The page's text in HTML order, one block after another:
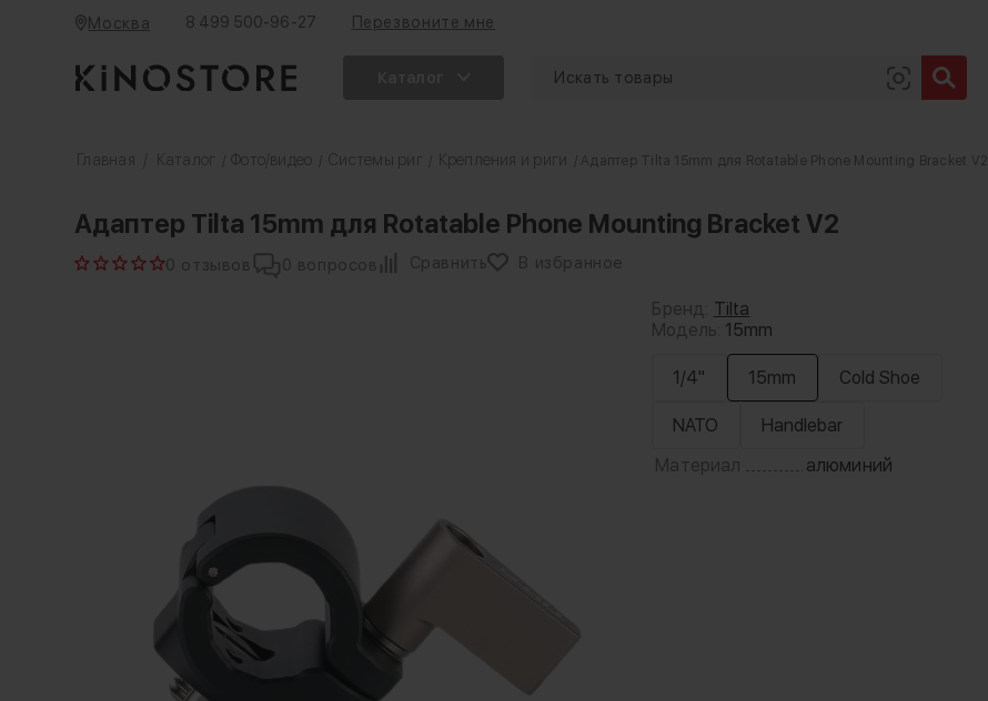
Москва 8 499 500-96-27 Перезвоните мне
Главная Каталог Фото/видео Системы риг Крепления и риги / Адаптер Tilta 15mm для Rotatable Phone Mounting Bracket V2
Адаптер Tilta 15mm для Rotatable Phone Mounting Bracket V2
0 отзывов 0 вопросов Сравнить В избранное
Бренд: Tilta
Модель: 15mm
1/4" 15mm Cold Shoe
NATO
Handlebar
Материал
алюминий